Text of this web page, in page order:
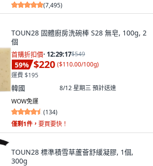
(7,495)
TOUN28 固體廚房洗碗棒 S28 無皂, 100g, 2
個
首購折扣價· 12:29:15$549
59% $220 ($110.00/100g)
運費 $195
韓國 8/12 星期三預計送達
WOW免運
(134)
僅剩1件， 要買要快！
TOUN28 標準積雪草蘆薈舒緩凝膠, 1個,
300g